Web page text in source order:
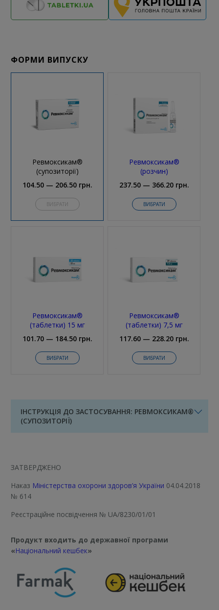
ФОРМИ ВИПУСКУ
Ревмоксикам®
(супозиторії)
104.50 — 206.50 грн.
ВИБРАТИ
Ревмоксикам®
(розчин)
237.50 — 366.20 грн.
ВИБРАТИ
Ревмоксикам®
(таблетки) 15 мг
101.70 — 184.50 грн.
ВИБРАТИ
Ревмоксикам®
(таблетки) 7,5 мг
117.60 — 228.20 грн.
ВИБРАТИ
ІНСТРУКЦІЯ ДО ЗАСТОСУВАННЯ: РЕВМОКСИКАМ®
(СУПОЗИТОРІЇ)
ЗАТВЕРДЖЕНО
Наказ Міністерства охорони здоров’я України 04.04.2018
№ 614
Реєстраційне посвідчення № UA/8230/01/01
Продукт входить до державної програми
«Національний кешбек»